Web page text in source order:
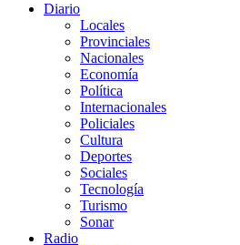
Diario
Locales
Provinciales
Nacionales
Economía
Política
Internacionales
Policiales
Cultura
Deportes
Sociales
Tecnología
Turismo
Sonar
Radio